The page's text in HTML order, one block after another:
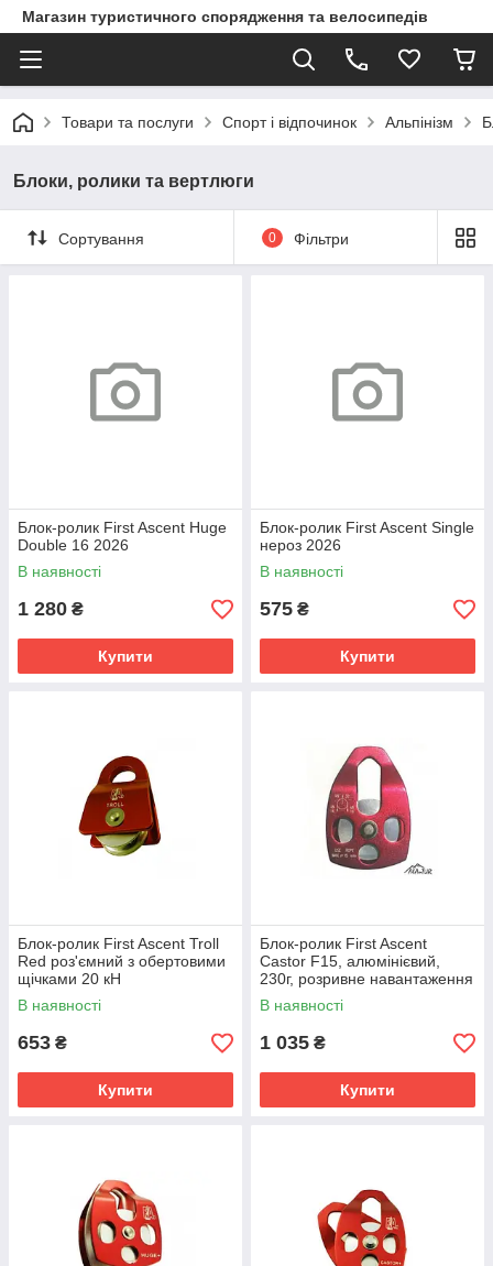
Магазин туристичного спорядження та велосипедів
Товари та послуги Спорт і відпочинок Альпінізм
Блоки, ролики та вертлюги
Сортування 0 Фільтри
Блок-ролик First Ascent Huge
Double 16 2026
В наявності
1 280 ₴
Купити
Блок-ролик First Ascent Single
нероз 2026
В наявності
575 ₴
Купити
Блок-ролик First Ascent Troll
Red роз'ємний з обертовими
щічками 20 кН
В наявності
653 ₴
Купити
Блок-ролик First Ascent
Castor F15, алюмінієвий,
230г, розривне навантаження
32кН
В наявності
1 035 ₴
Купити